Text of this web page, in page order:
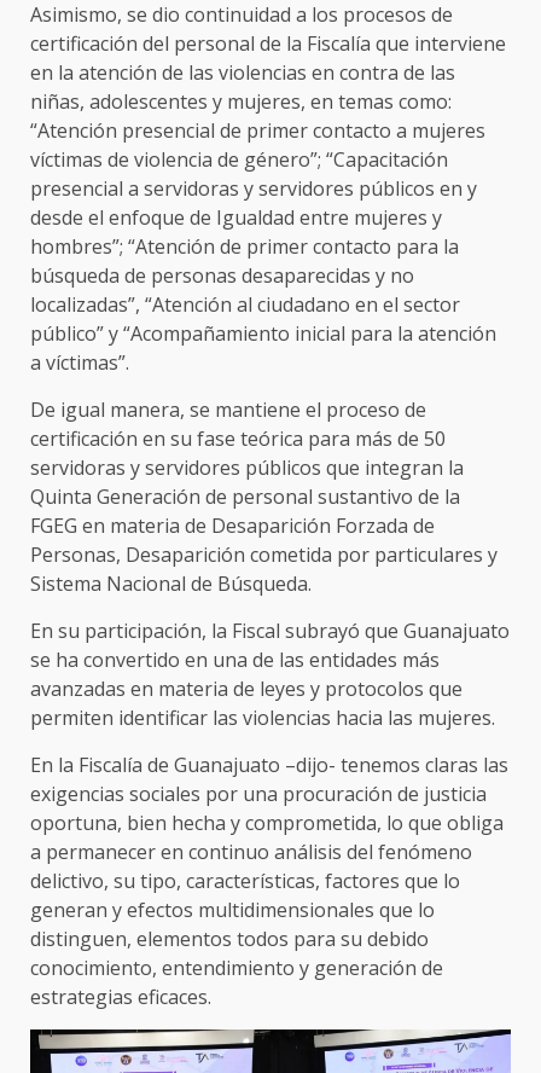
Asimismo, se dio continuidad a los procesos de
certificación del personal de la Fiscalía que interviene
en la atención de las violencias en contra de las
niñas, adolescentes y mujeres, en temas como:
“Atención presencial de primer contacto a mujeres
víctimas de violencia de género”; “Capacitación
presencial a servidoras y servidores públicos en y
desde el enfoque de Igualdad entre mujeres y
hombres”; “Atención de primer contacto para la
búsqueda de personas desaparecidas y no
localizadas”, “Atención al ciudadano en el sector
público” y “Acompañamiento inicial para la atención
a víctimas”.
De igual manera, se mantiene el proceso de
certificación en su fase teórica para más de 50
servidoras y servidores públicos que integran la
Quinta Generación de personal sustantivo de la
FGEG en materia de Desaparición Forzada de
Personas, Desaparición cometida por particulares y
Sistema Nacional de Búsqueda.
En su participación, la Fiscal subrayó que Guanajuato
se ha convertido en una de las entidades más
avanzadas en materia de leyes y protocolos que
permiten identificar las violencias hacia las mujeres.
En la Fiscalía de Guanajuato –dijo- tenemos claras las
exigencias sociales por una procuración de justicia
oportuna, bien hecha y comprometida, lo que obliga
a permanecer en continuo análisis del fenómeno
delictivo, su tipo, características, factores que lo
generan y efectos multidimensionales que lo
distinguen, elementos todos para su debido
conocimiento, entendimiento y generación de
estrategias eficaces.